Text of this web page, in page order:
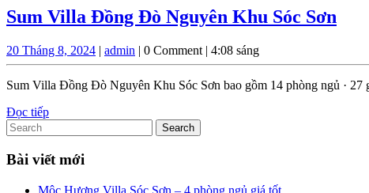
Sum Villa Đồng Đò Nguyên Khu Sóc Sơn
Đò
20 Tháng 8, 202420
Tháng
8,
2024
| admin admin
| 0 Comment | 4:08 sáng
Sum Villa Đồng Đò Nguyên Khu Sóc Sơn bao gồm 14 phòng ngủ ·
Đọc tiếpĐọc
Search
for:
Bài viết mới
Mộc Hương Villa Sóc Sơn – 4 phòng ngủ giá tốt